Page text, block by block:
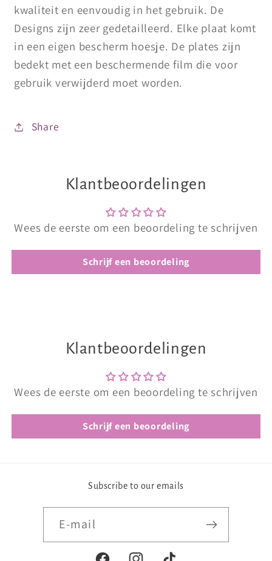
kwaliteit en eenvoudig in het gebruik. De
Designs zijn zeer gedetailleerd. Elke plaat komt
in een eigen bescherm hoesje. De plates zijn
bedekt met een beschermende film die voor
gebruik verwijderd moet worden.
Share
Klantbeoordelingen
Wees de eerste om een beoordeling te schrijven
Schrijf een beoordeling
Klantbeoordelingen
Wees de eerste om een beoordeling te schrijven
Schrijf een beoordeling
Subscribe to our emails
E‑mail